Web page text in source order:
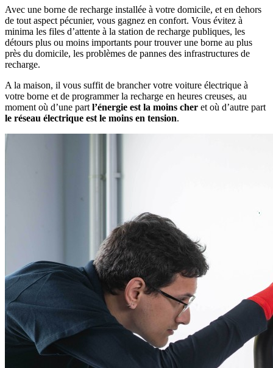
Avec une borne de recharge installée à votre domicile, et en dehors
de tout aspect pécunier, vous gagnez en confort. Vous évitez à
minima les files d’attente à la station de recharge publiques, les
détours plus ou moins importants pour trouver une borne au plus
près du domicile, les problèmes de pannes des infrastructures de
recharge.
A la maison, il vous suffit de brancher votre voiture électrique à
votre borne et de programmer la recharge en heures creuses, au
moment où d’une part l’énergie est la moins cher et où d’autre part
le réseau électrique est le moins en tension.